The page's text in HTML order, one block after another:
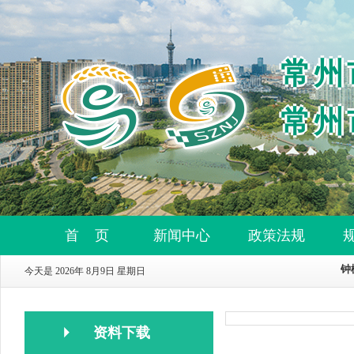
常
常
首 页 新闻中心 政策法规
今天是 2026年 8月9日 星期日
资料下载